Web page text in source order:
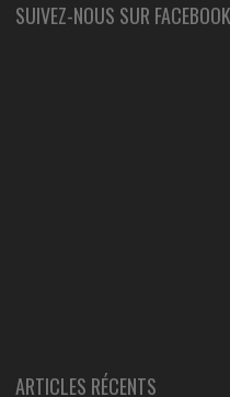
SUIVEZ-NOUS SUR FACEBOOK
ARTICLES RÉCENTS